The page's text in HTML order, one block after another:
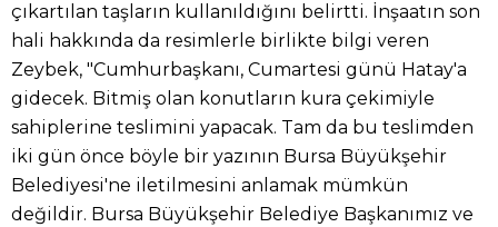
çıkartılan taşların kullanıldığını belirtti. İnşaatın son
hali hakkında da resimlerle birlikte bilgi veren
Zeybek, "Cumhurbaşkanı, Cumartesi günü Hatay'a
gidecek. Bitmiş olan konutların kura çekimiyle
sahiplerine teslimini yapacak. Tam da bu teslimden
iki gün önce böyle bir yazının Bursa Büyükşehir
Belediyesi'ne iletilmesini anlamak mümkün
değildir. Bursa Büyükşehir Belediye Başkanımız ve